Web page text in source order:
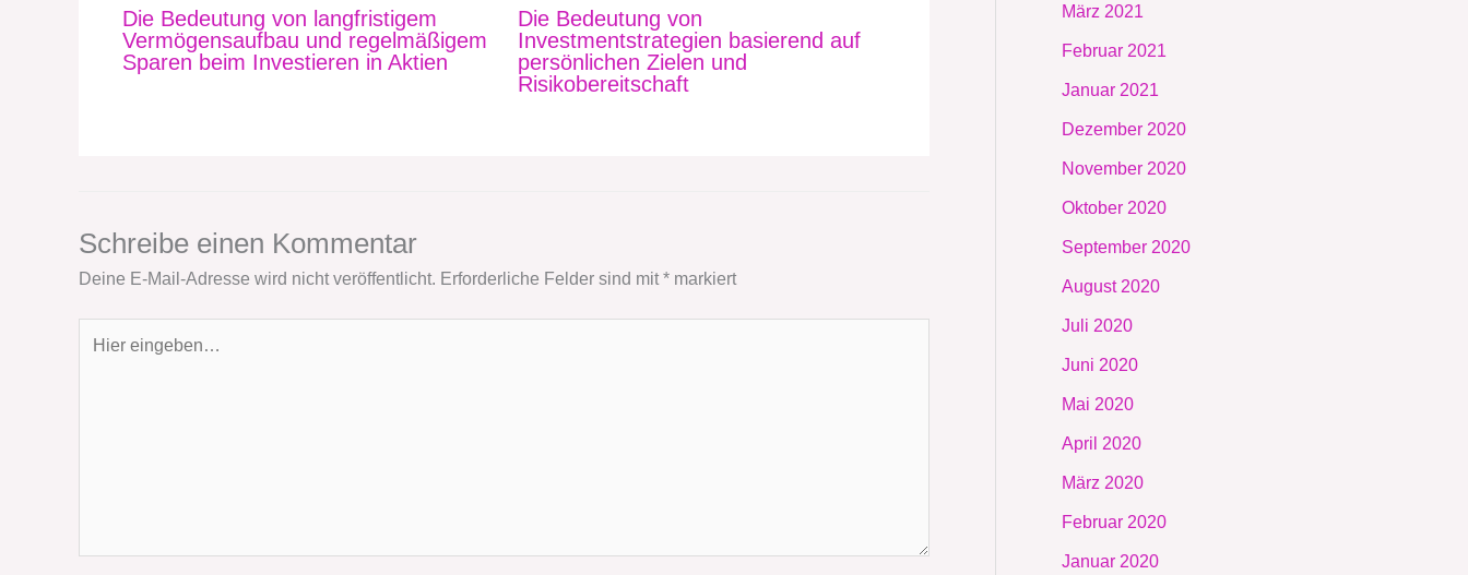
Die Bedeutung von langfristigem
Vermögensaufbau und regelmäßigem
Sparen beim Investieren in Aktien
Die Bedeutung von
Investmentstrategien basierend auf
persönlichen Zielen und
Risikobereitschaft
Schreibe einen Kommentar
Deine E-Mail-Adresse wird nicht veröffentlicht. Erforderliche Felder sind mit * markiert
eingeben…
März 2021
Februar 2021
Januar 2021
Dezember 2020
November 2020
Oktober 2020
September 2020
August 2020
Juli 2020
Juni 2020
Mai 2020
April 2020
März 2020
Februar 2020
Januar 2020